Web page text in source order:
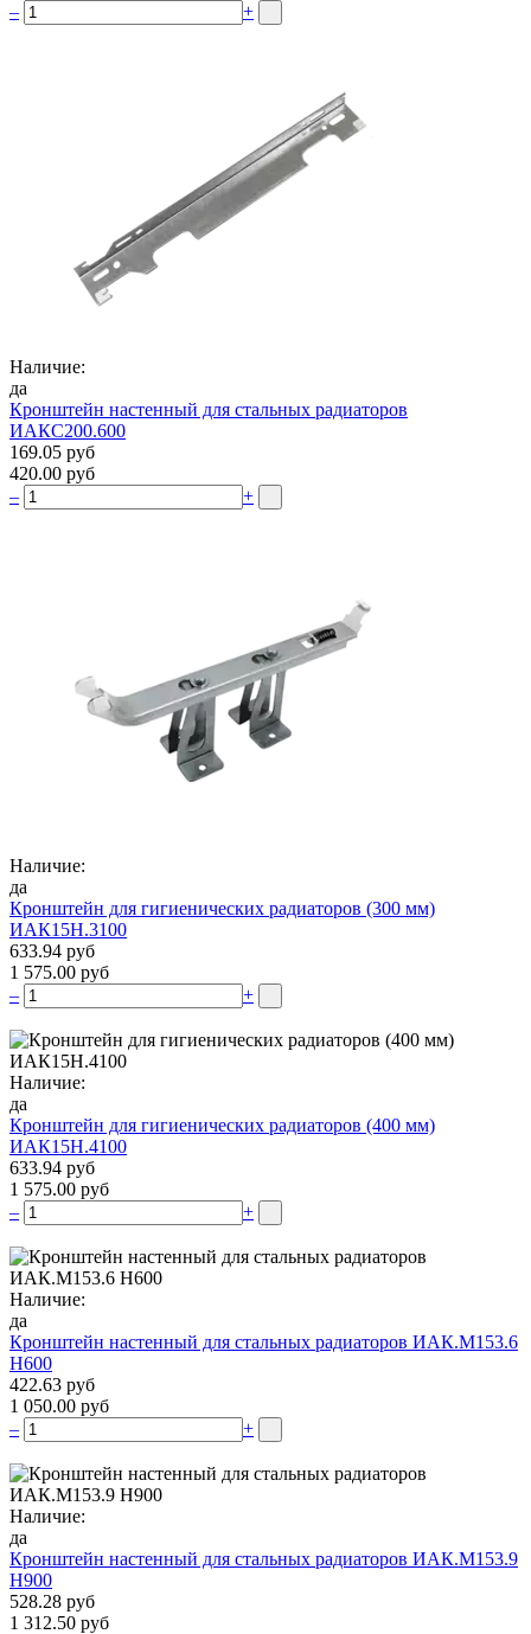
–
+
Наличие:
да
Кронштейн настенный для стальных радиаторов
ИАКС200.600
169.05 руб
420.00 руб
–
+
Наличие:
да
Кронштейн для гигиенических радиаторов (300 мм)
ИАК15Н.3100
633.94 руб
1 575.00 руб
–
+
Наличие:
да
Кронштейн для гигиенических радиаторов (400 мм)
ИАК15Н.4100
633.94 руб
1 575.00 руб
–
+
Наличие:
да
Кронштейн настенный для стальных радиаторов ИАК.М153.6
Н600
422.63 руб
1 050.00 руб
–
+
Наличие:
да
Кронштейн настенный для стальных радиаторов ИАК.М153.9
Н900
528.28 руб
1 312.50 руб